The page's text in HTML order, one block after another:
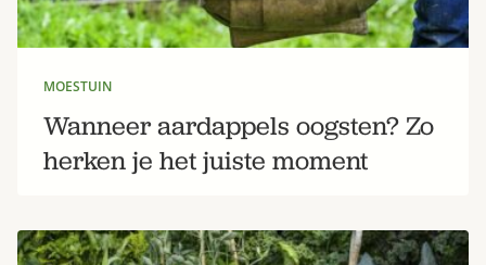
MOESTUIN
Wanneer aardappels oogsten? Zo
herken je het juiste moment